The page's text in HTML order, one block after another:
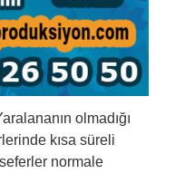
olmadığı
kısa süreli
seferler normale